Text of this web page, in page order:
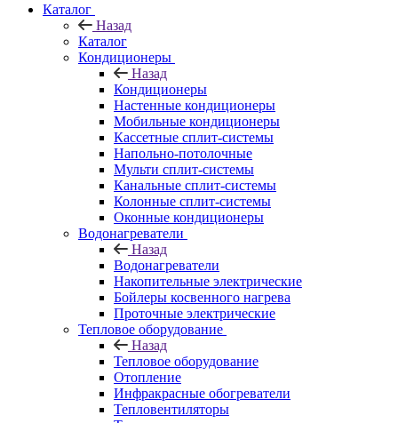
Каталог
Назад
Каталог
Кондиционеры
Назад
Кондиционеры
Настенные кондиционеры
Мобильные кондиционеры
Кассетные сплит-системы
Напольно-потолочные
Мульти сплит-системы
Канальные сплит-системы
Колонные сплит-системы
Оконные кондиционеры
Водонагреватели
Назад
Водонагреватели
Накопительные электрические
Бойлеры косвенного нагрева
Проточные электрические
Тепловое оборудование
Назад
Тепловое оборудование
Отопление
Инфракрасные обогреватели
Тепловентиляторы